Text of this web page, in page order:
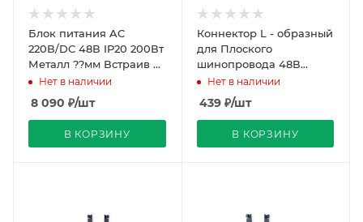
Блок питания AC
220В/DC 48В IP20 200Вт
Металл ??мм Встраив L
Димм. REDIGLE (20)
Нет в наличии
8 090 ₽/шт
В КОРЗИНУ
Коннектор L - образный
для Плоского
шинопровода 48В
45х45мм черный
CXPJGJ-A REDIGLE (100)
Нет в наличии
439₽/шт
В КОРЗИНУ